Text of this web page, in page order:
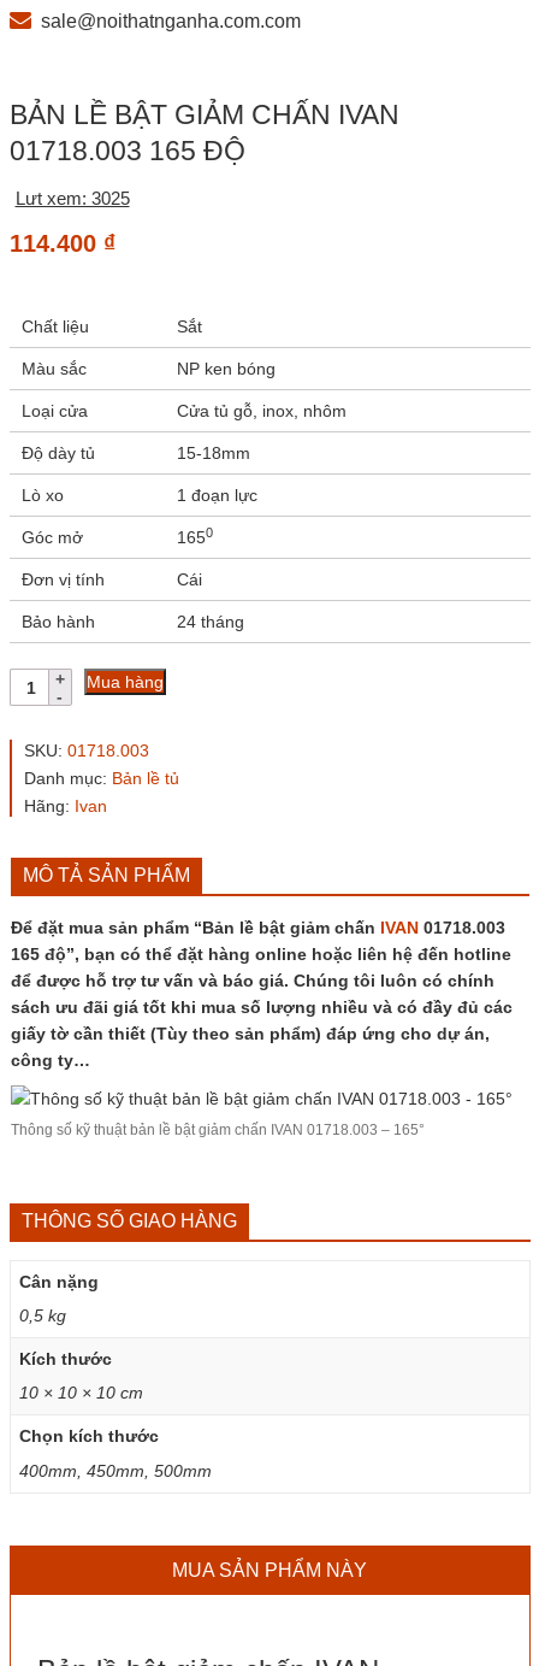
sale@noithatnganha.com.com
BẢN LỀ BẬT GIẢM CHẤN IVAN
01718.003 165 ĐỘ
Lưt xem: 3025
114.400 ₫
Chất liệu Sắt
Màu sắc NP ken bóng
Loại cửa Cửa tủ gỗ, inox, nhôm
Độ dày tủ 15-18mm
Lò xo 1 đoạn lực
Góc mở 1650
Đơn vị tính Cái
Bảo hành 24 tháng
Bản
lề
giảm
IVAN
01718.003
số
lượng
Mua hàng
SKU: 01718.003
Danh mục: Bản lề tủ
Hãng: Ivan
MÔ TẢ SẢN PHẨM
Để đặt mua sản phẩm “Bản lề bật giảm chấn IVAN01718.003
165 độ”, bạn có thể đặt hàng online hoặc liên hệ đến hotline
để được hỗ trợ tư vấn và báo giá. Chúng tôi luôn có chính
sách ưu đãi giá tốt khi mua số lượng nhiều và có đầy đủ các
giấy tờ cần thiết (Tùy theo sản phẩm) đáp ứng cho dự án,
công ty…
Thông số kỹ thuật bản lề bật giảm chấn IVAN 01718.003 – 165°
THÔNG SỐ GIAO HÀNG
Cân nặng
0,5 kg
Kích thước
10 × 10 × 10 cm
Chọn kích thước
400mm, 450mm, 500mm
MUA SẢN PHẨM NÀY